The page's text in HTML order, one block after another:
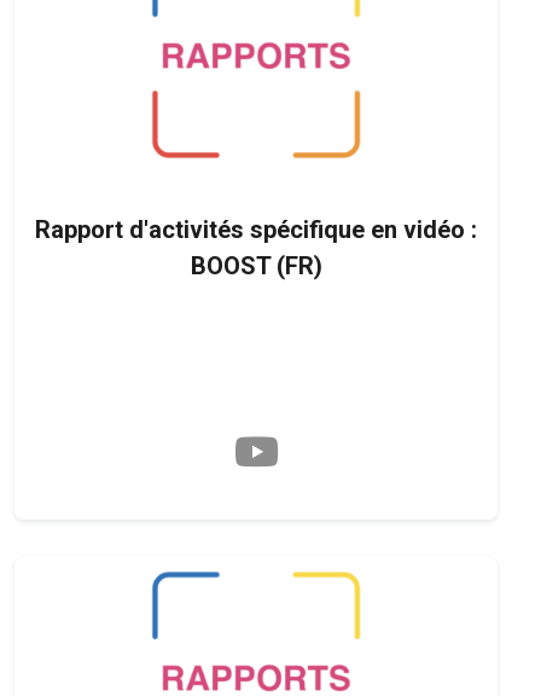
Rapport d'activités spécifique en vidéo :
BOOST (FR)